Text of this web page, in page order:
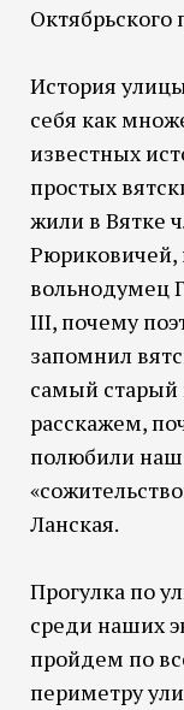
История
себя как
известных
простых
жили в Вятке
Рюриковичей,
вольнодумец
III, почему
запомнил
самый
расскажем,
полюбили наш
Ланская.
Прогулка по
среди наших
пройдем по
периметру